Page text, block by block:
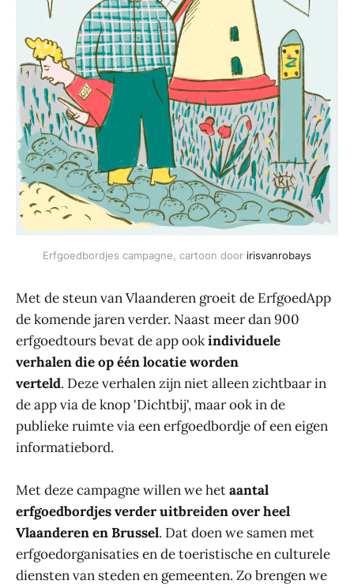
Erfgoedbordjes campagne, cartoon door irisvanrobays
Met de steun van Vlaanderen groeit de ErfgoedApp
de komende jaren verder. Naast meer dan 900
erfgoedtours bevat de app ookindividuele
verhalen die op één locatie worden
verteld. Deze verhalen zijn niet alleen zichtbaar in
de app via de knop 'Dichtbij', maar ook in de
publieke ruimte via een erfgoedbordje of een eigen
informatiebord.
Met deze campagne willen we hetaantal
erfgoedbordjes verder uitbreiden over heel
Vlaanderen en Brussel. Dat doen we samen met
erfgoedorganisaties en de toeristische en culturele
diensten van steden en gemeenten. Zo brengen we